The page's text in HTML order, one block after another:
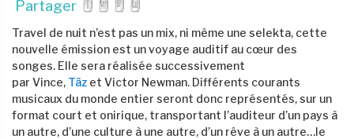
Partager
Travel de nuit n’est pas un mix, ni même une selekta, cette
nouvelle émission est un voyage auditif au cœur des
songes. Elle sera réalisée successivement
par Vince, Täz et Victor Newman. Différents courants
musicaux du monde entier seront donc représentés, sur un
format court et onirique, transportant l’auditeur d’un pays à
un autre, d’une culture à une autre, d’un rêve à un autre…le